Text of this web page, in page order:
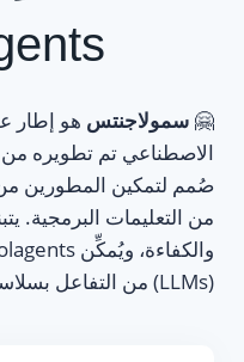
🤗 سمولاجنتس هو إطار
صُمم لتمكين المطورين
(LLMs) من التفاعل بسلاسة مع العالم الحقيقي.